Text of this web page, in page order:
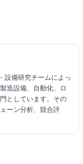
設備研究チームによっ
造設備、自動化、ロ
としています。その
ーン分析、競合評